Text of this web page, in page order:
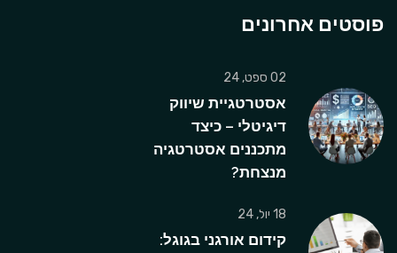
פוסטים אחרונים
02 ספט, 24
אסטרטגיית שיווק
דיגיטלי – כיצד
מתכננים אסטרטגיה
מנצחת?
18 יול, 24
קידום אורגני בגוגל: